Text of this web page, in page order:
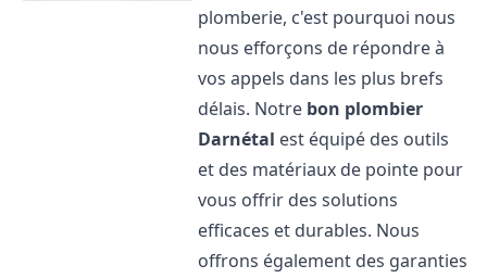
plomberie, c'est pourquoi nous
nous efforçons de répondre à
vos appels dans les plus brefs
délais. Notre bon plombier
Darnétal est équipé des outils
et des matériaux de pointe pour
vous offrir des solutions
efficaces et durables. Nous
offrons également des garanties